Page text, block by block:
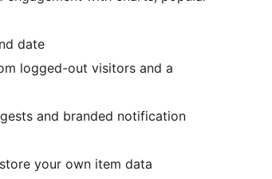
date
logged-out visitors and a
and branded notification
your own item data